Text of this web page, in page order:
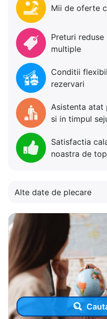
Mii de oferte
Preturi
multiple
Conditii
rezervari
Asistenta atat
si in timpul
Satisfactia
noastra de top
Alte date de plecare